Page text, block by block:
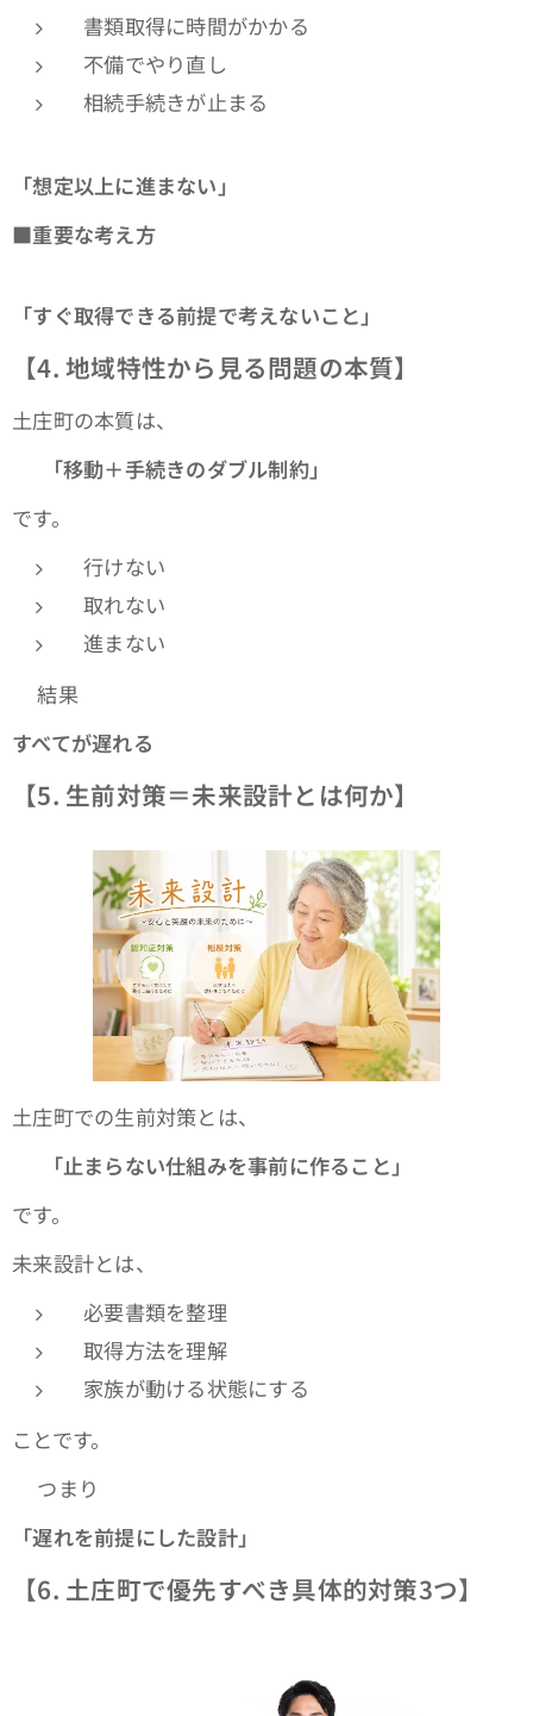
書類取得に時間がかかる
不備でやり直し
相続手続きが止まる
「想定以上に進まない」
■重要な考え方
「すぐ取得できる前提で考えないこと」
【4. 地域特性から見る問題の本質】
土庄町の本質は、
「移動＋手続きのダブル制約」
です。
行けない
取れない
進まない
👉結果
すべてが遅れる
【5. 生前対策＝未来設計とは何か】
土庄町での生前対策とは、
「止まらない仕組みを事前に作ること」
です。
未来設計とは、
必要書類を整理
取得方法を理解
家族が動ける状態にする
ことです。
👉つまり
「遅れを前提にした設計」
【6. 土庄町で優先すべき具体的対策3つ】